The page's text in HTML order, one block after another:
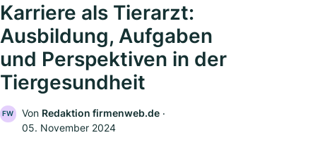
Karriere als Tierarzt:
Ausbildung, Aufgaben
und Perspektiven in der
Tiergesundheit
FW Von Redaktion firmenweb.de‧
05. November 2024